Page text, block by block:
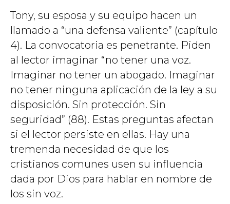
Tony, su esposa y su equipo hacen un
llamado a “una defensa valiente” (capítulo
4). La convocatoria es penetrante. Piden
al lector imaginar “no tener una voz.
Imaginar no tener un abogado. Imaginar
no tener ninguna aplicación de la ley a su
disposición. Sin protección. Sin
seguridad” (88). Estas preguntas afectan
si el lector persiste en ellas. Hay una
tremenda necesidad de que los
cristianos comunes usen su influencia
dada por Dios para hablar en nombre de
los sin voz.